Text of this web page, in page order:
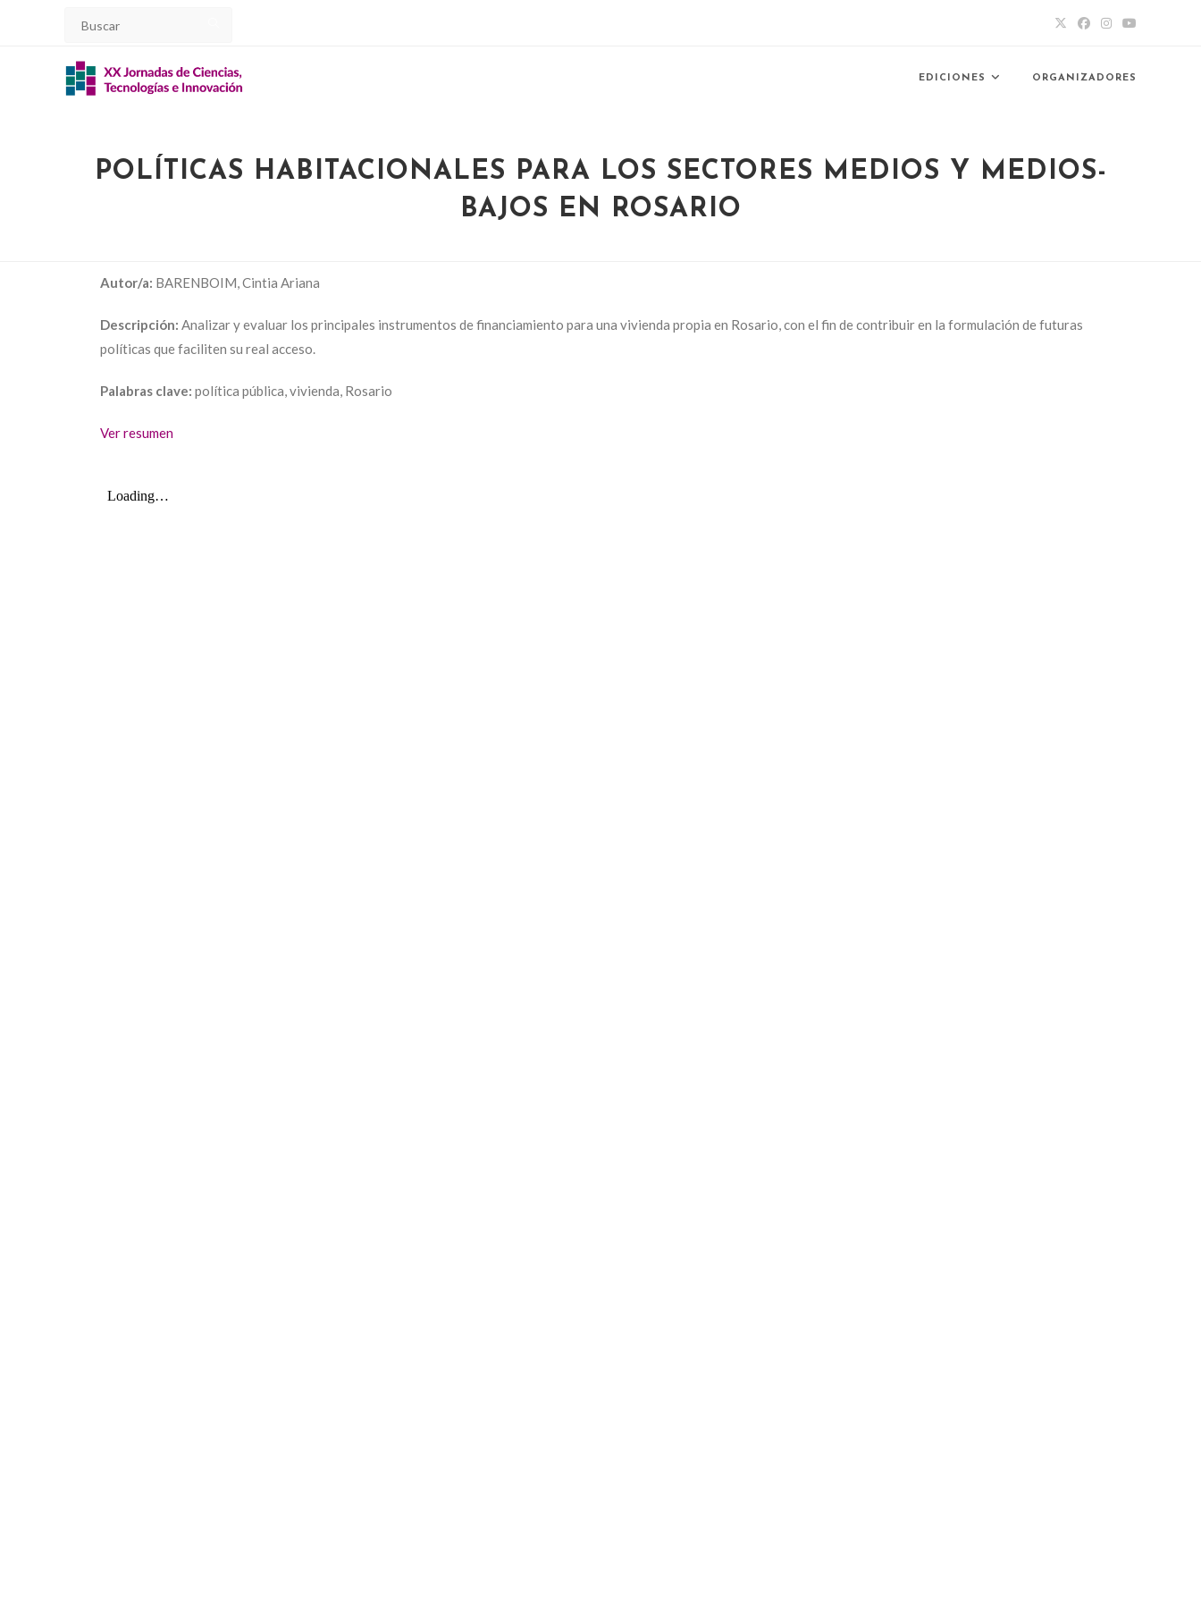
EDICIONES ORGANIZADORES
POLÍTICAS HABITACIONALES PARA LOS SECTORES MEDIOS Y MEDIOS-
BAJOS EN ROSARIO
Autor/a: BARENBOIM, Cintia Ariana
Descripción: Analizar y evaluar los principales instrumentos de financiamiento para una vivienda propia en Rosario, con el fin de contribuir en la formulación de futuras
políticas que faciliten su real acceso.
Palabras clave: política pública, vivienda, Rosario
Ver resumen